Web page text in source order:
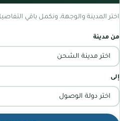
اختر المدينة والوجهة، ونكمل باقي
من مدينة
إلى